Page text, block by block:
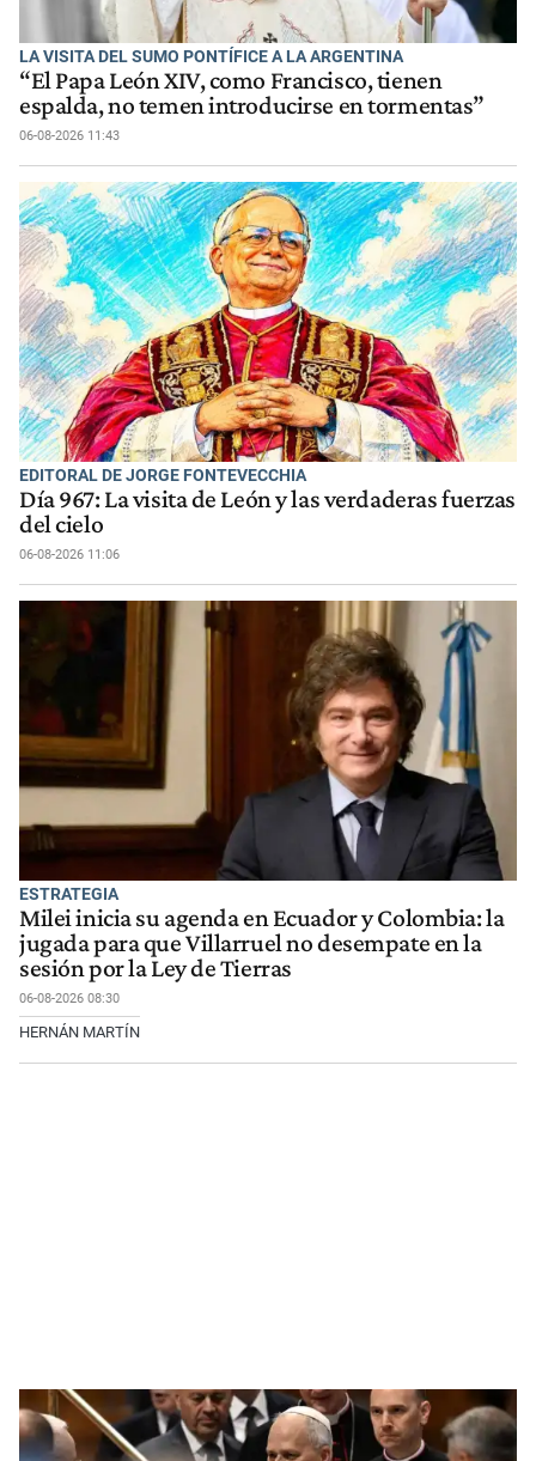
LA VISITA DEL SUMO PONTÍFICE A LA ARGENTINA
“El Papa León XIV, como Francisco, tienen
espalda, no temen introducirse en tormentas”
06-08-2026 11:43
EDITORAL DE JORGE FONTEVECCHIA
Día 967: La visita de León y las verdaderas fuerzas
del cielo
06-08-2026 11:06
ESTRATEGIA
Milei inicia su agenda en Ecuador y Colombia: la
jugada para que Villarruel no desempate en la
sesión por la Ley de Tierras
06-08-2026 08:30
HERNÁN MARTÍN